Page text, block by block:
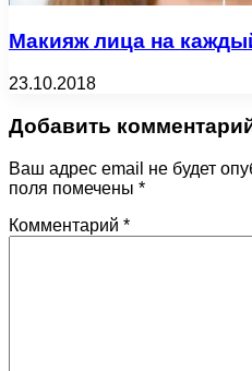
Макияж лица на
23.10.2018
Добавить
Ваш адрес email не будет
поля помечены *
Комментарий *